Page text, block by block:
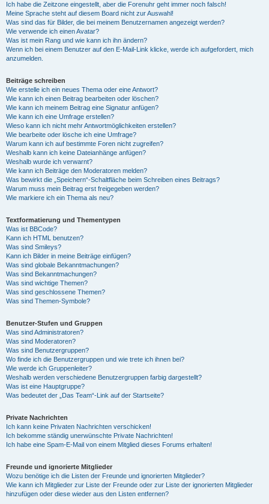
Ich habe die Zeitzone eingestellt, aber die Forenuhr geht immer noch falsch!
Meine Sprache steht auf diesem Board nicht zur Auswahl!
Was sind das für Bilder, die bei meinem Benutzernamen angezeigt werden?
Wie verwende ich einen Avatar?
Was ist mein Rang und wie kann ich ihn ändern?
Wenn ich bei einem Benutzer auf den E-Mail-Link klicke, werde ich aufgefordert, mich
anzumelden.
Beiträge schreiben
Wie erstelle ich ein neues Thema oder eine Antwort?
Wie kann ich einen Beitrag bearbeiten oder löschen?
Wie kann ich meinem Beitrag eine Signatur anfügen?
Wie kann ich eine Umfrage erstellen?
Wieso kann ich nicht mehr Antwortmöglichkeiten erstellen?
Wie bearbeite oder lösche ich eine Umfrage?
Warum kann ich auf bestimmte Foren nicht zugreifen?
Weshalb kann ich keine Dateianhänge anfügen?
Weshalb wurde ich verwarnt?
Wie kann ich Beiträge den Moderatoren melden?
Was bewirkt die „Speichern“-Schaltfläche beim Schreiben eines Beitrags?
Warum muss mein Beitrag erst freigegeben werden?
Wie markiere ich ein Thema als neu?
Textformatierung und Thementypen
Was ist BBCode?
Kann ich HTML benutzen?
Was sind Smileys?
Kann ich Bilder in meine Beiträge einfügen?
Was sind globale Bekanntmachungen?
Was sind Bekanntmachungen?
Was sind wichtige Themen?
Was sind geschlossene Themen?
Was sind Themen-Symbole?
Benutzer-Stufen und Gruppen
Was sind Administratoren?
Was sind Moderatoren?
Was sind Benutzergruppen?
Wo finde ich die Benutzergruppen und wie trete ich ihnen bei?
Wie werde ich Gruppenleiter?
Weshalb werden verschiedene Benutzergruppen farbig dargestellt?
Was ist eine Hauptgruppe?
Was bedeutet der „Das Team“-Link auf der Startseite?
Private Nachrichten
Ich kann keine Privaten Nachrichten verschicken!
Ich bekomme ständig unerwünschte Private Nachrichten!
Ich habe eine Spam-E-Mail von einem Mitglied dieses Forums erhalten!
Freunde und ignorierte Mitglieder
Wozu benötige ich die Listen der Freunde und ignorierten Mitglieder?
Wie kann ich Mitglieder zur Liste der Freunde oder zur Liste der ignorierten Mitglieder
hinzufügen oder diese wieder aus den Listen entfernen?